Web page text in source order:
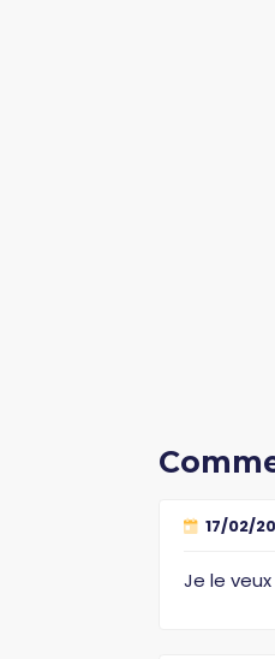
17/02/
Je le veux